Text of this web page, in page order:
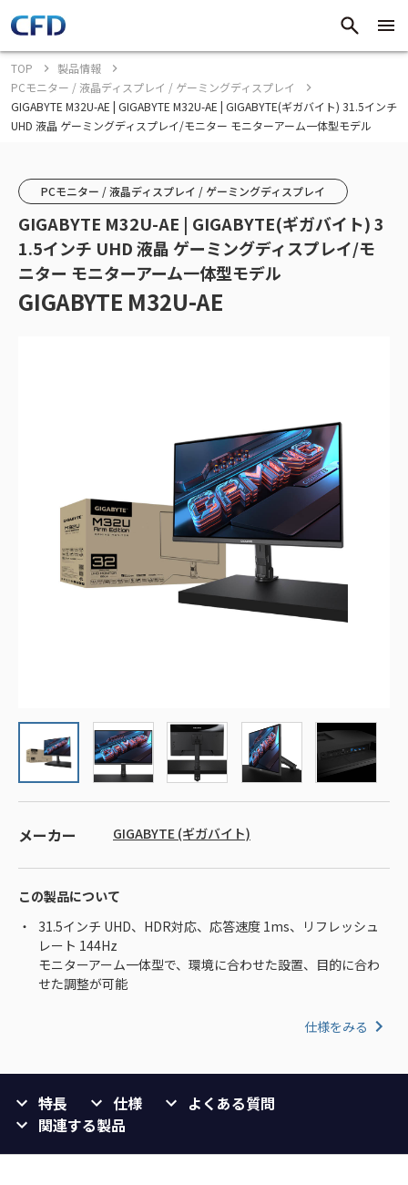
TOP
製品情報
PCモニター / 液晶ディスプレイ / ゲーミングディスプレイ
GIGABYTE M32U-AE | GIGABYTE M32U-AE | GIGABYTE(ギガバイト) 31.5インチ
UHD 液晶 ゲーミングディスプレイ/モニター モニターアーム一体型モデル
PCモニター / 液晶ディスプレイ / ゲーミングディスプレイ
GIGABYTE M32U-AE | GIGABYTE(ギガバイト) 3
1.5インチ UHD 液晶 ゲーミングディスプレイ/モ
ニター モニターアーム一体型モデル
GIGABYTE M32U-AE
メーカー GIGABYTE (ギガバイト)
この製品について
31.5インチ UHD、HDR対応、応答速度 1ms、リフレッシュ
レート 144Hz
モニターアーム一体型で、環境に合わせた設置、目的に合わ
せた調整が可能
仕様をみる
特長 仕様
よくある質問
関連する製品